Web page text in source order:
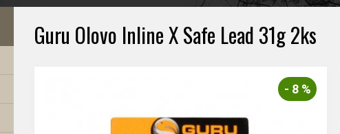
Guru Olovo Inline X Safe Lead 31g 2ks
- 8 %